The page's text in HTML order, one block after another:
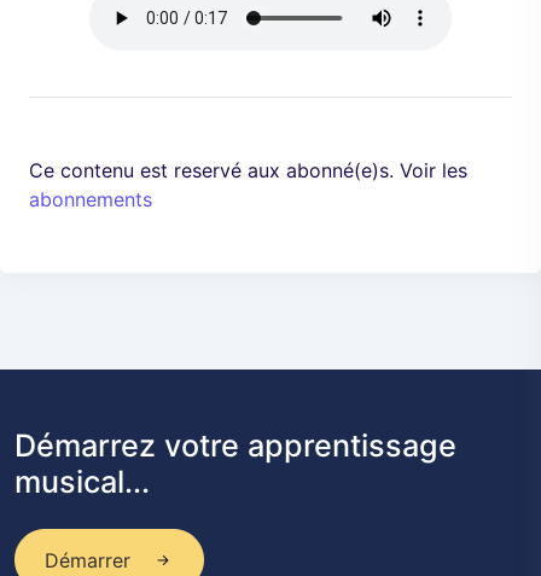
Ce contenu est reservé aux abonné(e)s. Voir les
abonnements
Démarrez votre apprentissage
musical...
Démarrer